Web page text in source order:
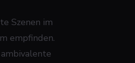
Szenen im
empfinden.